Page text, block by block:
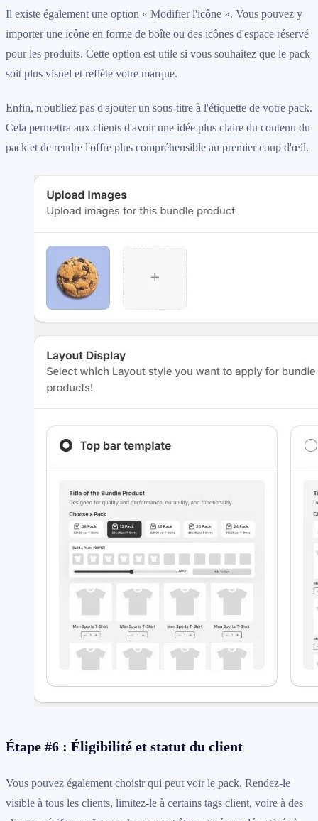
Il existe également une option « Modifier l'icône ». Vous pouvez y
importer une icône en forme de boîte ou des icônes d'espace réservé
pour les produits. Cette option est utile si vous souhaitez que le pack
soit plus visuel et reflète votre marque.
Enfin, n'oubliez pas d'ajouter un sous-titre à l'étiquette de votre pack.
Cela permettra aux clients d'avoir une idée plus claire du contenu du
pack et de rendre l'offre plus compréhensible au premier coup d'œil.
Étape #6 : Éligibilité et statut du client
Vous pouvez également choisir qui peut voir le pack. Rendez-le
visible à tous les clients, limitez-le à certains tags client, voire à des